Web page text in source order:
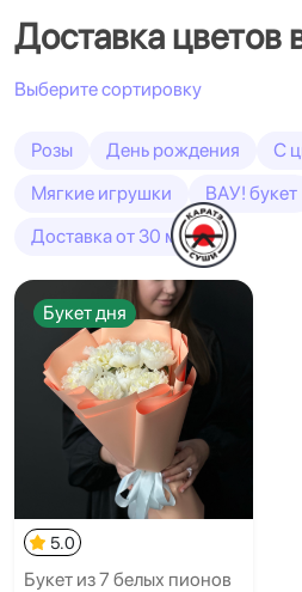
Доставка цветов
Розы День рождения
С
Мягкие игрушки
ВАУ! букет
Доставка от 30 минут
Букет дня
5.0
Букет из 7 белых пионов